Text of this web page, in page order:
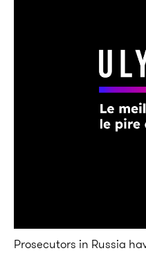
Prosecutors in Russia